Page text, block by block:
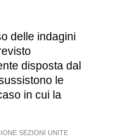
delle indagini
disposta dal
le
in cui la
SEZIONI UNITE